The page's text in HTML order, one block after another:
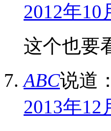
2012年10
这个也要
ABC说道：
2013年12